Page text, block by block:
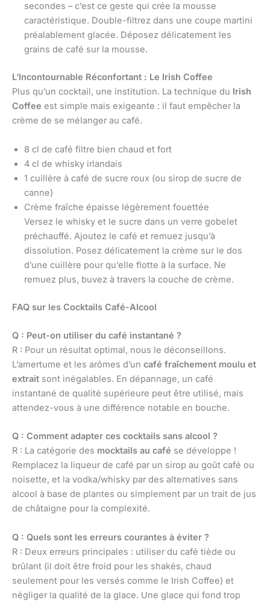
secondes – c’est ce geste qui crée la mousse
caractéristique. Double-filtrez dans une coupe martini
préalablement glacée. Déposez délicatement les
grains de café sur la mousse.
L’Incontournable Réconfortant : Le Irish Coffee
Plus qu’un cocktail, une institution. La technique du Irish
Coffee est simple mais exigeante : il faut empêcher la
crème de se mélanger au café.
8 cl de café filtre bien chaud et fort
4 cl de whisky irlandais
1 cuillère à café de sucre roux (ou sirop de sucre de
canne)
Crème fraîche épaisse légèrement fouettée
Versez le whisky et le sucre dans un verre gobelet
préchauffé. Ajoutez le café et remuez jusqu’à
dissolution. Posez délicatement la crème sur le dos
d’une cuillère pour qu’elle flotte à la surface. Ne
remuez plus, buvez à travers la couche de crème.
FAQ sur les Cocktails Café-Alcool
Q : Peut-on utiliser du café instantané ?
R : Pour un résultat optimal, nous le déconseillons.
L’amertume et les arômes d’un café fraîchement moulu et
extrait sont inégalables. En dépannage, un café
instantané de qualité supérieure peut être utilisé, mais
attendez-vous à une différence notable en bouche.
Q : Comment adapter ces cocktails sans alcool ?
R : La catégorie des mocktails au café se développe !
Remplacez la liqueur de café par un sirop au goût café ou
noisette, et la vodka/whisky par des alternatives sans
alcool à base de plantes ou simplement par un trait de jus
de châtaigne pour la complexité.
Q : Quels sont les erreurs courantes à éviter ?
R : Deux erreurs principales : utiliser du café tiède ou
brûlant (il doit être froid pour les shakés, chaud
seulement pour les versés comme le Irish Coffee) et
négliger la qualité de la glace. Une glace qui fond trop